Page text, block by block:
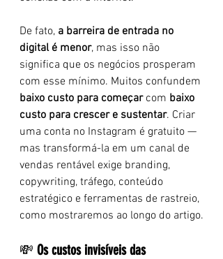
De fato, a barreira de entrada no
digital é menor, mas isso não
significa que os negócios prosperam
com esse mínimo. Muitos confundem
baixo custo para começar com baixo
custo para crescer e sustentar. Criar
uma conta no Instagram é gratuito —
mas transformá-la em um canal de
vendas rentável exige branding,
copywriting, tráfego, conteúdo
estratégico e ferramentas de rastreio,
como mostraremos ao longo do artigo.
💸 Os custos invisíveis das